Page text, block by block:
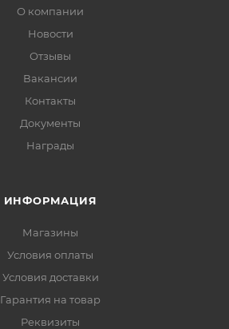
О компании
Новости
Отзывы
Вакансии
Контакты
Документы
Награды
ИНФОРМАЦИЯ
Магазины
Условия оплаты
Условия доставки
Гарантия на товар
Реквизиты